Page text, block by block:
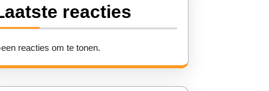
reacties
reacties om te tonen.